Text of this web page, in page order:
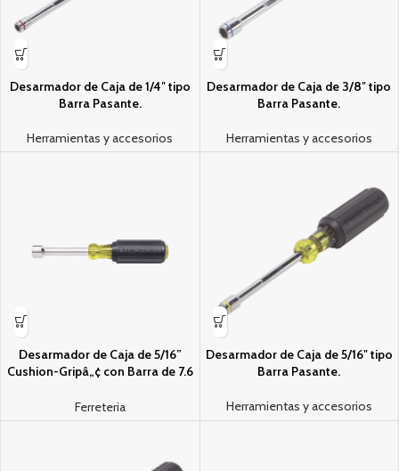
Desarmador de Caja de 1/4″ tipo
Barra Pasante.
Herramientas y accesorios
Desarmador de Caja de 3/8″ tipo
Barra Pasante.
Herramientas y accesorios
Desarmador de Caja de 5/16”
Cushion-Gripâ„¢ con Barra de 7.6
Ferreteria
Desarmador de Caja de 5/16″ tipo
Barra Pasante.
Herramientas y accesorios